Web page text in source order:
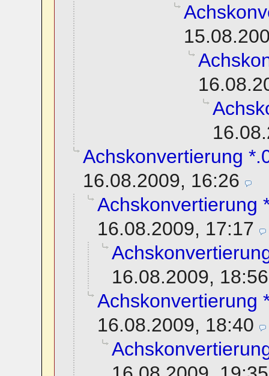
Achskonvertierung
16.08.2009, 16:26
Achskonvertierung
16.08.2009, 17:17
16.08.2009, 18:56
Achskonvertierung
16.08.2009, 18:40